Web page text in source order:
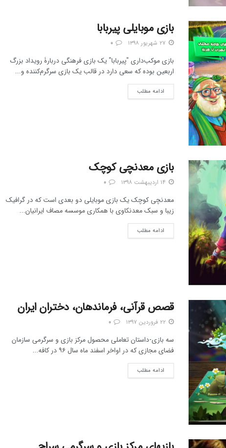
بازی موبایلی پیربابا
بازی موکب‌داری "پیربابا" یک بازي فرهنگی دربارۀ رویداد بزرگ
اربعین بوده که سعی دارد در قالب یک بازي سرگرم‌کننده و...
ادامه مطلب
بازی معدنچی کوچک
معدنچی کوچک یک بازی موبایلی دو بعدی است که در گرافیک
زیبا و سبک معدنکاوی با همکاری موسسه مصاف ایرانیان...
ادامه مطلب
قصص قرآنی، فرماندهان، دختران ایران
سه بازی-داستان تعاملی محصول مرکز بازی و سرگرمی سازمان
فضای مجازی که در اواخر اسفند ماه سال ۹۶ در کافه...
ادامه مطلب